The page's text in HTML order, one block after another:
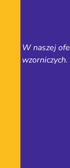
W naszej
wzorniczych.